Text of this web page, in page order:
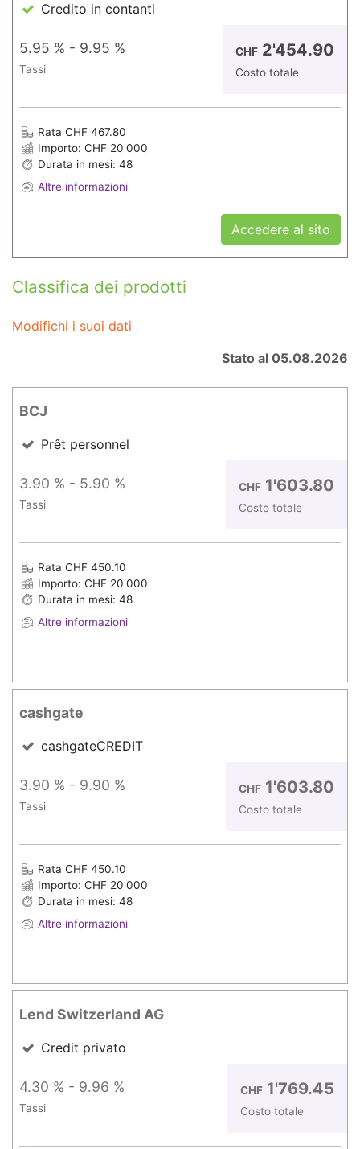
Credito in contanti
5.95 % - 9.95 %
Tassi
CHF 2'454.90
Costo totale
Rata CHF 467.80
Importo: CHF 20'000
Durata in mesi: 48
Altre informazioni
Accedere al sito
Classifica dei prodotti
Modifichi i suoi dati
Stato al 05.08.2026
BCJ
Prêt personnel
3.90 % - 5.90 %
Tassi
CHF 1'603.80
Costo totale
Rata CHF 450.10
Importo: CHF 20'000
Durata in mesi: 48
Altre informazioni
cashgate
cashgateCREDIT
3.90 % - 9.90 %
Tassi
CHF 1'603.80
Costo totale
Rata CHF 450.10
Importo: CHF 20'000
Durata in mesi: 48
Altre informazioni
Lend Switzerland AG
Credit privato
4.30 % - 9.96 %
Tassi
CHF 1'769.45
Costo totale